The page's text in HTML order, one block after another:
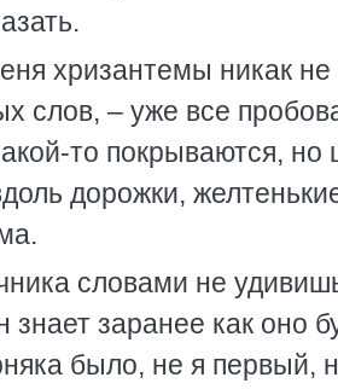
хризантемы никак не
слов, – уже все
то покрываются, но
дорожки,
словами не
знает заранее как оно
было, не я первый,